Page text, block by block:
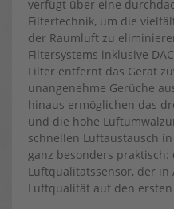
verfügt über eine
Filtertechnik, um die
der Raumluft zu
Filtersystems inklusive
Filter entfernt das Gerät
unangenehme Gerüche
hinaus ermöglichen das
und die hohe
schnellen Luftaustausch
ganz besonders praktisch:
Luftqualitätssensor, der
Luftqualität auf den